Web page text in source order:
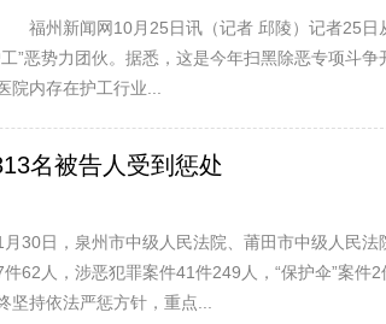
福州新闻网10月25日讯（记者 邱陵）记者25
工”恶势力团伙。据悉，这是今年扫黑除恶专项
内存在护工行业...
名被告人受到惩处
日，泉州市中级人民法院、莆田市中级人民法
人，涉恶犯罪案件41件249人，“保护伞”案
持依法严惩方针，重点...